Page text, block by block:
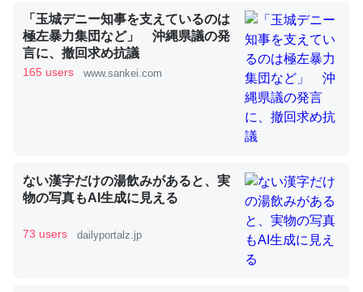
いる鋏角類（カブトガニ・ウミグモ）はカルシウムを使わ
ずキチンを強化してる筈だが、酵素が違うのか？
─ニュース :: 【研究発表】昆虫学の大問題＝「昆虫はなぜ海にいな
いのか」に関する新仮説
類は苦労してるんだな…。腹足類だと殻を無くしてナメク
ジになったり努力してるし。
─ニュース :: 【研究発表】昆虫学の大問題＝「昆虫はなぜ海にいな
いのか」に関する新仮説
「玉城デニー知事を支えているのは
極左暴力集団など」 沖縄県議の発
言に、撤回求め抗議
165 users www.sankei.com
ない漢字だけの湯飲みがあると、実
物の写真もAI生成に見える
73 users dailyportalz.jp